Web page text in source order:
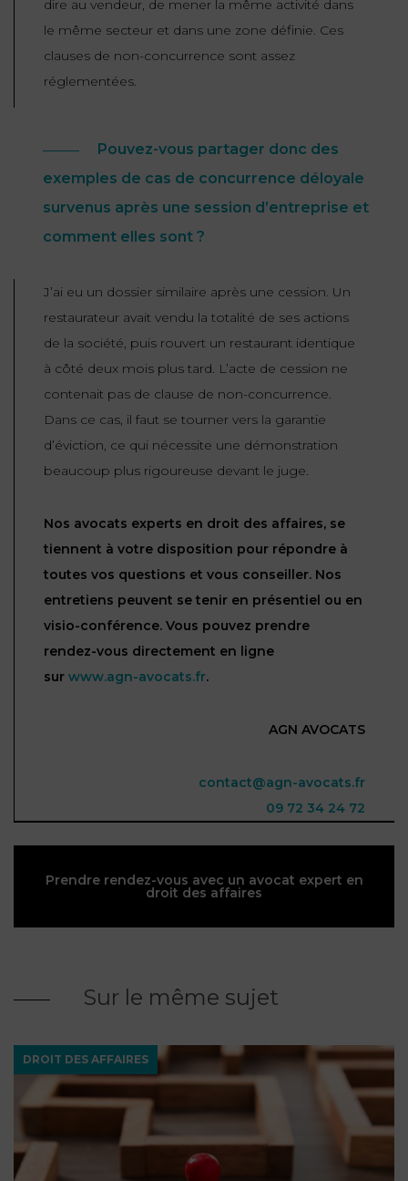
dire au vendeur, de mener la même activité dans
le même secteur et dans une zone définie. Ces
clauses de non-concurrence sont assez
réglementées.
Pouvez-vous partager donc des
exemples de cas de concurrence déloyale
survenus après une session d’entreprise et
comment elles sont ?
J’ai eu un dossier similaire après une cession. Un
restaurateur avait vendu la totalité de ses actions
de la société, puis rouvert un restaurant identique
à côté deux mois plus tard. L’acte de cession ne
contenait pas de clause de non-concurrence.
Dans ce cas, il faut se tourner vers la garantie
d’éviction, ce qui nécessite une démonstration
beaucoup plus rigoureuse devant le juge.
Nos avocats experts en droit des affaires, se
tiennent à votre disposition pour répondre à
toutes vos questions et vous conseiller. Nos
entretiens peuvent se tenir en présentiel ou en
visio-conférence. Vous pouvez prendre
rendez-vous directement en ligne
sur www.agn-avocats.fr.
AGN AVOCATS
contact@agn-avocats.fr
09 72 34 24 72
Prendre rendez-vous avec un avocat expert en
droit des affaires
Sur le même sujet
DROIT DES AFFAIRES